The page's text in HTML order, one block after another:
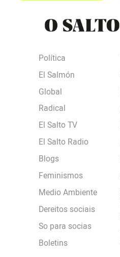
Política
El Salmón
Global
Radical
El Salto TV
El Salto Radio
Blogs
Feminismos
Medio Ambiente
Dereitos sociais
So para socias
Boletins